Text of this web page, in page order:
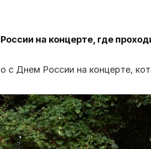
на концерте, где
с Днем России на концерте,